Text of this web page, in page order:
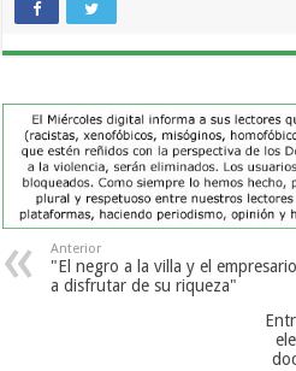
Anterior
"El negro a la villa y el empresario
a disfrutar de su riqueza"